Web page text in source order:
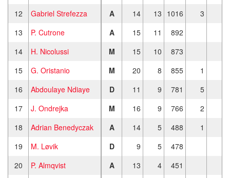
12
Gabriel Strefezza A 14 13 1016
3
13
P. Cutrone A 15 11
892
14
H. Nicolussi M 15 10
873
15
G. Oristanio M 20 8 855
1
16
Abdoulaye Ndiaye D 11 9 781 5
17
J. Ondrejka M 16 9 766
2
18
Adrian Benedyczak A 14 5 488
1
19
M. Løvik D 9 5
478
20
P. Almqvist A 13 4
451